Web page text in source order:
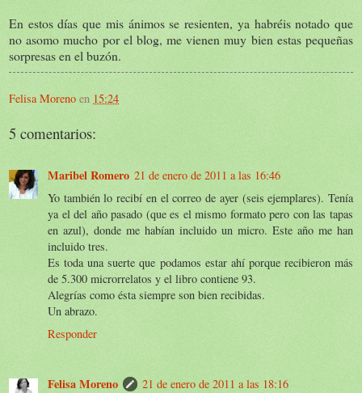
En estos días que mis ánimos se resienten, ya habréis notado que
no asomo mucho por el blog, me vienen muy bien estas pequeñas
sorpresas en el buzón.
Felisa Moreno en 15:24
5 comentarios:
Maribel Romero 21 de enero de 2011 a las 16:46
Yo también lo recibí en el correo de ayer (seis ejemplares). Tenía
ya el del año pasado (que es el mismo formato pero con las tapas
en azul), donde me habían incluido un micro. Este año me han
incluido tres.
Es toda una suerte que podamos estar ahí porque recibieron más
de 5.300 microrrelatos y el libro contiene 93.
Alegrías como ésta siempre son bien recibidas.
Un abrazo.
Responder
Felisa Moreno
21 de enero de 2011 a las 18:16